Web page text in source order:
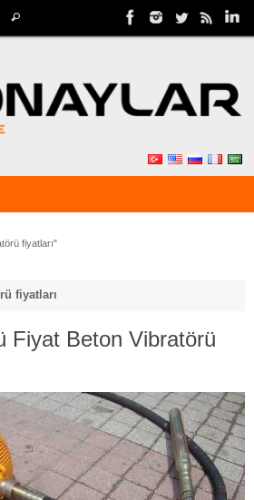
fiyatları"
fiyatları
Fiyat Beton Vibratörü